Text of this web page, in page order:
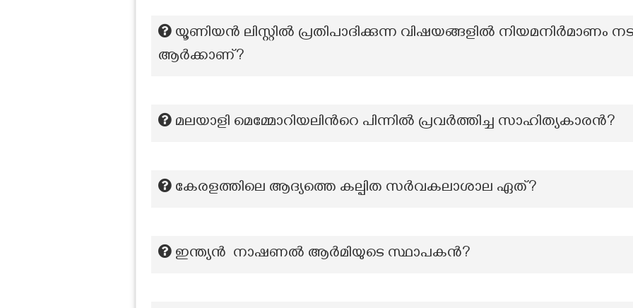
യൂണിയൻ ലിസ്റ്റിൽ പ്രതിപാദിക്കുന്ന വിഷയങ്ങളിൽ നിയമനിർമാണം
ആർക്കാണ്?
മലയാളി മെമ്മോറിയലിന്‍റെ പിന്നിൽ പ്രവർത്തിച്ച സാഹിത്യകാരൻ?
കേരളത്തിലെ ആദ്യത്തെ കല്പിത സർവകലാശാല ഏത്?
ഇന്ത്യൻ നാഷണൽ ആർമിയുടെ സ്ഥാപകൻ?